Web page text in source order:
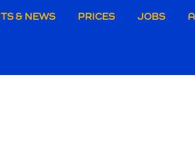
& NEWS PRICES JOBS